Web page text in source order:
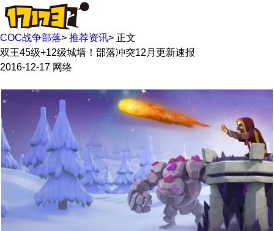
COC战争部落> 推荐资讯> 正文
双王45级+12级城墙！部落冲突12月更新速报
2016-12-17 网络